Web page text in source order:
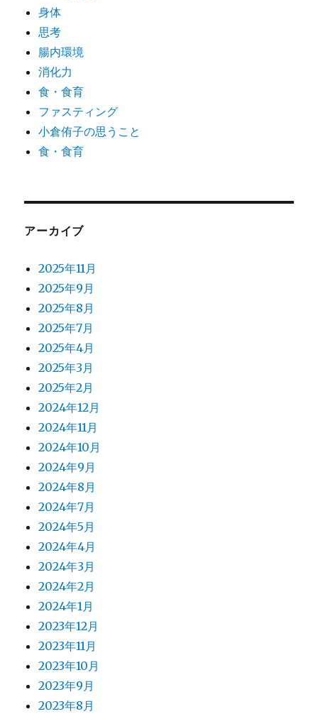
身体
思考
腸内環境
消化力
食・食育
ファスティング
小倉侑子の思うこと
食・食育
アーカイブ
2025年11月
2025年9月
2025年8月
2025年7月
2025年4月
2025年3月
2025年2月
2024年12月
2024年11月
2024年10月
2024年9月
2024年8月
2024年7月
2024年5月
2024年4月
2024年3月
2024年2月
2024年1月
2023年12月
2023年11月
2023年10月
2023年9月
2023年8月